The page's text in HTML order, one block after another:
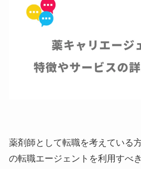
薬剤師として転職を考えている
の転職エージェントを利用すべ